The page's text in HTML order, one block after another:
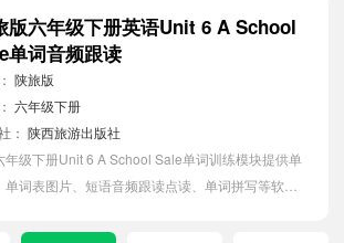
版六年级下册英语Unit 6 A School
单词音频跟读
陕旅版
六年级下册
： 陕西旅游出版社
年级下册Unit 6 A School Sale单词训练模块提供单
词表图片、短语音频跟读点读、单词拼写等软件